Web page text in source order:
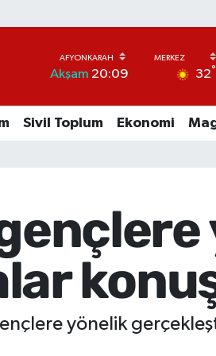
Akşam 20:09 32°
Sivil Toplum Ekonomi
yönelik